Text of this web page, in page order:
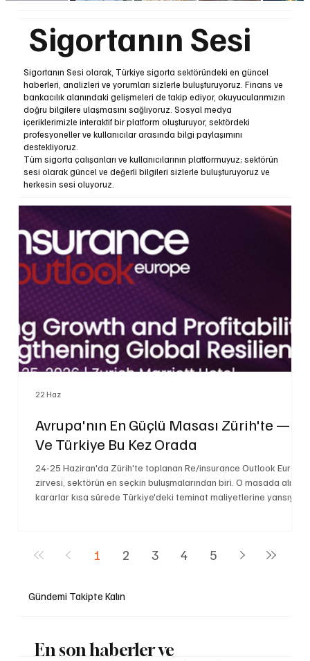
Sigortanın Sesi
Sigortanın Sesi olarak, Türkiye sigorta sektöründeki en güncel
haberleri, analizleri ve yorumları sizlerle buluşturuyoruz. Finans ve
bankacılık alanındaki gelişmeleri de takip ediyor, okuyucularımızın
doğru bilgilere ulaşmasını sağlıyoruz. Sosyal medya
içeriklerimizle interaktif bir platform oluşturuyor, sektördeki
profesyoneller ve kullanıcılar arasında bilgi paylaşımını
destekliyoruz.
Tüm sigorta çalışanları ve kullanıcılarının platformuyuz; sektörün
sesi olarak güncel ve değerli bilgileri sizlerle buluşturuyoruz ve
herkesin sesi oluyoruz.
Avrupa'nın En Güçlü Masası Zürih'te —
Ve Türkiye Bu Kez Orada
24-25 Haziran'da Zürih'te toplanan Re/insurance Outlook Europe
zirvesi, sektörün en seçkin buluşmalarından biri. O masada alınan
kararlar kısa sürede Türkiye'deki teminat maliyetlerine yansıyor.
22 Haz
1 2 3 4 5
Gündemi Takipte Kalın
En son haberler ve